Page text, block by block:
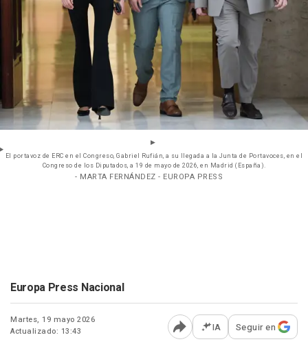
El portavoz de ERC en el Congreso, Gabriel Rufián, a su llegada a la Junta de Portavoces, en el
Congreso de los Diputados, a 19 de mayo de 2026, en Madrid (España).
- MARTA FERNÁNDEZ - EUROPA PRESS
Europa Press Nacional
Martes, 19 mayo 2026
Actualizado: 13:43
Abrir opciones para
IA Seguir en